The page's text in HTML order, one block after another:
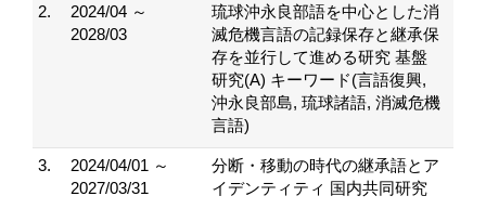
2.
2024/04 ～
2028/03
琉球沖永良部語を中心とした消
滅危機言語の記録保存と継承保
存を並行して進める研究 基盤
研究(A) キーワード(言語復興,
沖永良部島, 琉球諸語, 消滅危機
言語)
3.
2024/04/01 ～
2027/03/31
分断・移動の時代の継承語とア
イデンティティ 国内共同研究